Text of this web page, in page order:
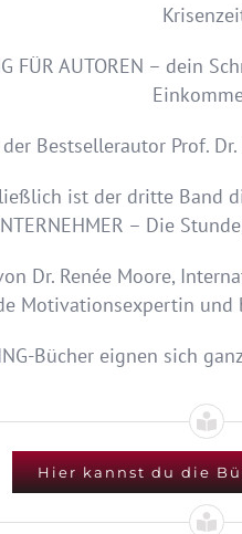
FÜR AUTOREN – dein
Bestsellerautor Prof.
ist der dritte Band
– Die
Dr. Renée Moore,
Motivationsexpertin und
Bücher eignen sich
Hier kannst du die